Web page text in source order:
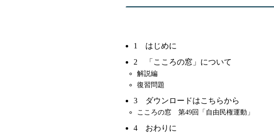
1 はじめに
2 「こころの窓」について
解説編
復習問題
3 ダウンロードはこちらから
こころの窓 第49回「自由民権運動」
4 おわりに